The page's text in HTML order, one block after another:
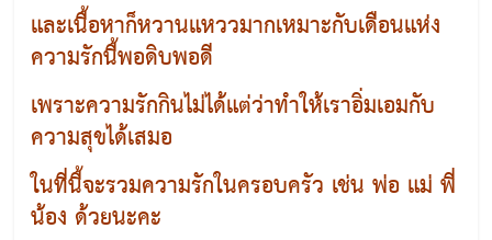
และเนื้อหาก็หวานแหววมากเหมาะกับเดือนแห่ง
ความรักนี้พอดิบพอดี
เพราะความรักกินไม่ได้แต่ว่าทำให้เราอิ่มเอมกับ
ความสุขได้เสมอ
ในที่นี้จะรวมความรักในครอบครัว เช่น พ่อ แม่ พี่
น้อง ด้วยนะคะ